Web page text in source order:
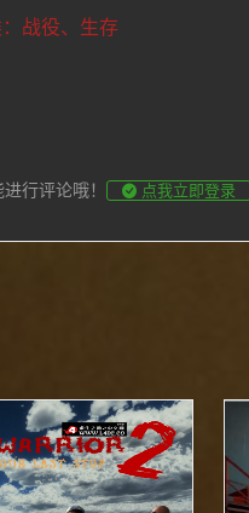
战役、生存
行评论哦！ 点我立即登录